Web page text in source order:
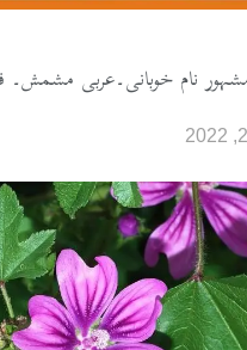
نام خوبانی۔عربی مشمش۔